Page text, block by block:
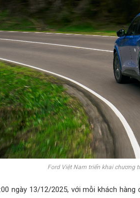
Ford Việt Nam triển khai chương
ngày 13/12/2025, với mỗi khách